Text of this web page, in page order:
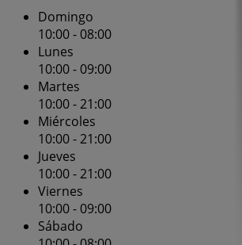
Domingo
10:00 - 08:00
Lunes
10:00 - 09:00
Martes
10:00 - 21:00
Miércoles
10:00 - 21:00
Jueves
10:00 - 21:00
Viernes
10:00 - 09:00
Sábado